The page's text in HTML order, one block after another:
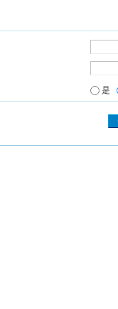
是